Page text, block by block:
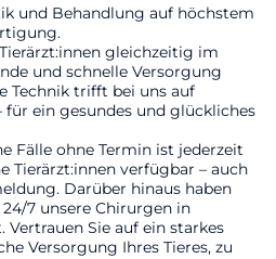
und Behandlung auf höchstem
gleichzeitig im
und schnelle Versorgung
Technik trifft bei uns auf
ein gesundes und glückliches
Fälle ohne Termin ist jederzeit
Tierärzt:innen verfügbar – auch
Darüber hinaus haben
7 unsere Chirurgen in
Sie auf ein starkes
Versorgung Ihres Tieres, zu